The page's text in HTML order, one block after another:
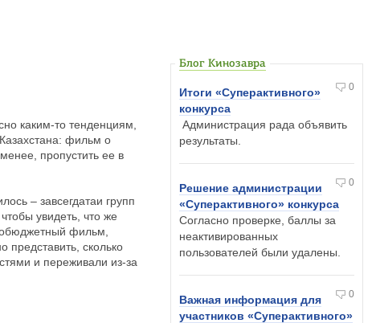
каким-то тенденциям,
фильм о
пропустить ее в
– завсегдатаи групп
увидеть, что же
фильм,
представить, сколько
и переживали из-за
Блог Кинозавра
0
Итоги «Суперактивного»
конкурса
Администрация рада объявить
результаты.
0
Решение администрации
«Суперактивного» конкурса
Cогласно проверке, баллы за
неактивированных
пользователей были удалены.
0
Важная информация для
участников «Суперактивного»